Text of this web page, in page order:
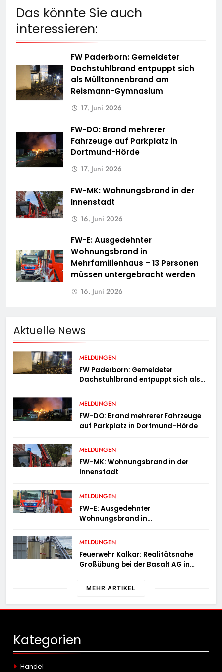
Das könnte Sie auch
interessieren:
FW Paderborn: Gemeldeter
Dachstuhlbrand entpuppt sich
als Mülltonnenbrand am
Reismann-Gymnasium
17. Juni 2026
FW-DO: Brand mehrerer
Fahrzeuge auf Parkplatz in
Dortmund-Hörde
17. Juni 2026
FW-MK: Wohnungsbrand in der
Innenstadt
16. Juni 2026
FW-E: Ausgedehnter
Wohnungsbrand in
Mehrfamilienhaus – 13 Personen
müssen untergebracht werden
16. Juni 2026
Aktuelle News
MELDUNGEN
FW Paderborn: Gemeldeter
Dachstuhlbrand entpuppt sich als
Gymnasium
MELDUNGEN
FW-DO: Brand mehrerer Fahrzeuge
auf Parkplatz in Dortmund-Hörde
MELDUNGEN
FW-MK: Wohnungsbrand in der
Innenstadt
MELDUNGEN
FW-E: Ausgedehnter
Wohnungsbrand in
müssen untergebracht werden
MELDUNGEN
Feuerwehr Kalkar: Realitätsnahe
Großübung bei der Basalt AG in
Einsatzkräfte
MEHR ARTIKEL
Kategorien
Handel